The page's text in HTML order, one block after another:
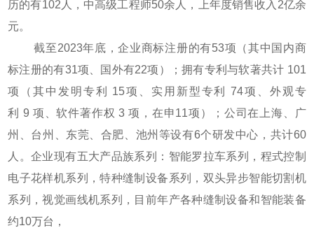
历的有102人，中高级工程师50余人，上年度销售收入2亿余
元。
截至2023年底，企业商标注册的有53项（其中国内商
标注册的有31项、国外有22项）；拥有专利与软著共计 101
项（其中发明专利 15项、实用新型专利 74项、外观专
利 9 项、软件著作权 3 项，在申11项）；公司在上海、广
州、台州、东莞、合肥、池州等设有6个研发中心，共计60
人。企业现有五大产品族系列：智能罗拉车系列，程式控制
电子花样机系列，特种缝制设备系列，双头异步智能切割机
系列，视觉画线机系列，目前年产各种缝制设备和智能装备
约10万台，